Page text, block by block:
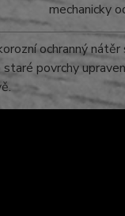
mechanicky
ochranný
staré povrchy